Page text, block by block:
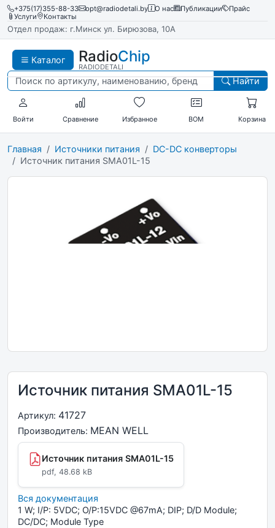
+375(17)355-88-33 opt@radiodetali.by О нас Публикации
Прайс
Услуги
Контакты
Отдел продаж: г.Минск ул. Бирюзова, 10А
Каталог RadioChip
RADIODETALI
Найти
Войти Сравнение Избранное BOM Корзина
Главная Источники питания
DC-DC конверторы
Источник питания SMA01L-15
Источник питания SMA01L-15
Артикул: 41727
Производитель: MEAN WELL
Источник питания SMA01L-15
pdf, 48.68 kB
Вся документация
1 W; I/P: 5VDC; O/P:15VDC @67mA; DIP; D/D Module;
DC/DC; Module Type